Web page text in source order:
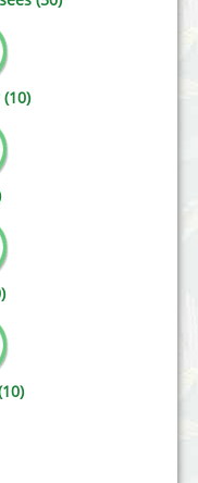
Seeds
Seeds
Label Seeds
of Seeds
Chanvre Industriel